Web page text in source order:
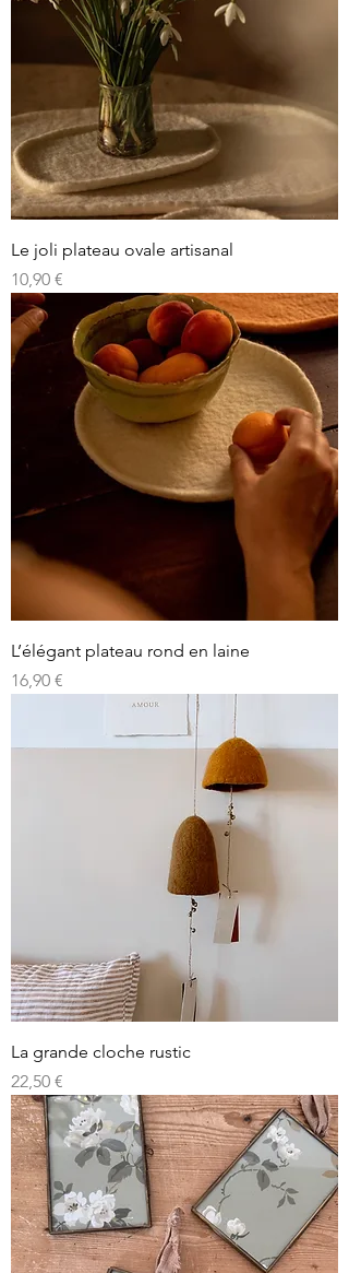
Le joli plateau ovale artisanal
Prix
10,90 €
L’élégant plateau rond en laine
Prix
16,90 €
La grande cloche rustic
Prix
22,50 €